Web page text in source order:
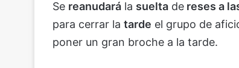
Se reanudará la suelta de reses a
para cerrar la tarde el grupo de
poner un gran broche a la tarde.